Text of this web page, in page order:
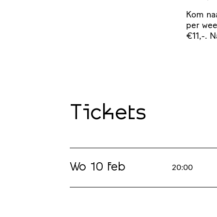
Kom
per
€11,-.
Tickets
Wo 10 feb 20:00